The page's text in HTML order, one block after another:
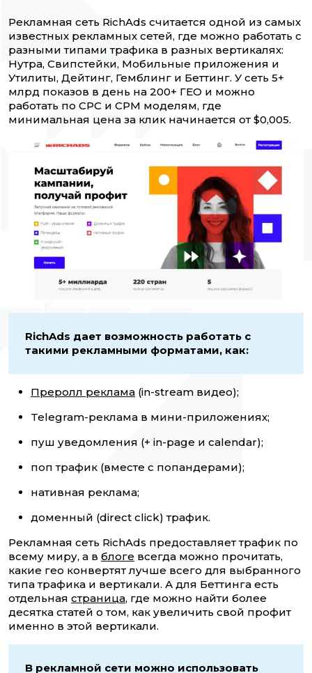
Рекламная сеть RichAds считается одной из самых
известных рекламных сетей, где можно работать с
разными типами трафика в разных вертикалях:
Нутра, Свипстейки, Мобильные приложения и
Утилиты, Дейтинг, Гемблинг и Беттинг. У сеть 5+
млрд показов в день на 200+ ГЕО и можно
работать по CPC и CPM моделям, где
минимальная цена за клик начинается от $0,005.
RichAds дает возможность работать с
такими рекламными форматами, как:
Преролл реклама (in-stream видео);
Telegram-реклама в мини-приложениях;
пуш уведомления (+ in-page и calendar);
поп трафик (вместе с попандерами);
нативная реклама;
доменный (direct click) трафик.
Рекламная сеть RichAds предоставляет трафик по
всему миру, а в блоге всегда можно прочитать,
какие гео конвертят лучше всего для выбранного
типа трафика и вертикали. А для Беттинга есть
отдельная страница, где можно найти более
десятка статей о том, как увеличить свой профит
именно в этой вертикали.
В рекламной сети можно использовать